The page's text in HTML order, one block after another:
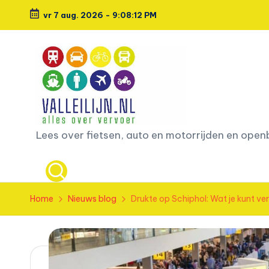
Ga
vr 7 aug. 2026 - 9:08:14 PM
L
e
e
s
Lees over fietsen, auto en motorrijden en
Home Nieuws blog Drukte op Schiphol: Wat je kunt